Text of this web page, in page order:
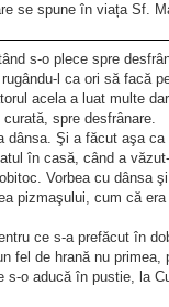
se spune în viața Sf.
s-o plece spre
l ca ori să facă
acela a luat multe
spre desfrânare.
dânsa. Şi a făcut aşa ca
în casă, când a
Vorbea cu dânsa
pizmaşului, cum că era
ce s-a prefăcut în
fel de hrană nu primea,
s-o aducă în pustie, la